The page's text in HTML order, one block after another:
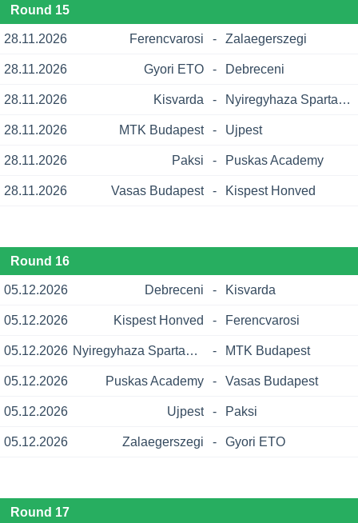
Round 15
28.11.2026 Ferencvarosi - Zalaegerszegi
28.11.2026 Gyori ETO - Debreceni
28.11.2026 Kisvarda - Nyiregyhaza Spartacus
28.11.2026 MTK Budapest - Ujpest
28.11.2026 Paksi - Puskas Academy
28.11.2026 Vasas Budapest - Kispest Honved
Round 16
05.12.2026 Debreceni - Kisvarda
05.12.2026 Kispest Honved - Ferencvarosi
05.12.2026 Nyiregyhaza Spartacus - MTK Budapest
05.12.2026 Puskas Academy - Vasas Budapest
05.12.2026 Ujpest - Paksi
05.12.2026 Zalaegerszegi - Gyori ETO
Round 17